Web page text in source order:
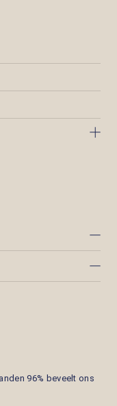
96% beveelt ons